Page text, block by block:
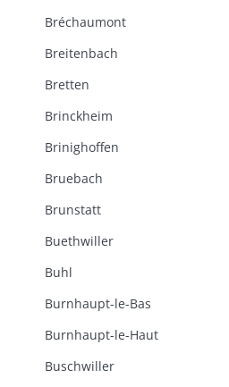
Bréchaumont
Breitenbach
Bretten
Brinckheim
Brinighoffen
Bruebach
Brunstatt
Buethwiller
Buhl
Burnhaupt-le-Bas
Burnhaupt-le-Haut
Buschwiller